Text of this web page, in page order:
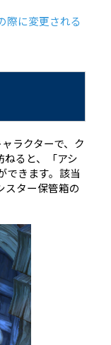
際に変更される
ラクターで、ク
ると、「アシ
できます。該当
スター保管箱の